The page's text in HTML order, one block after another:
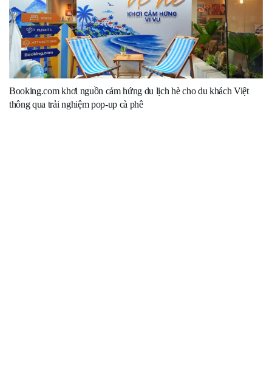
Booking.com khơi nguồn cảm hứng du lịch hè cho du khách Việt
thông qua trải nghiệm pop-up cà phê